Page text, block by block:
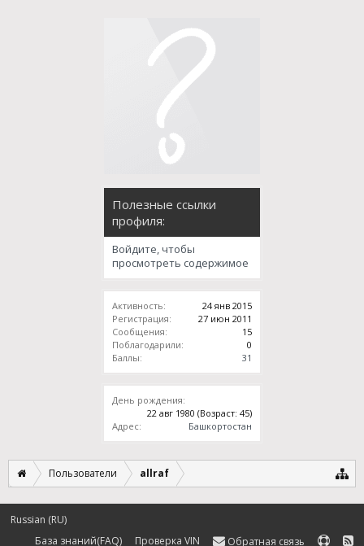
Полезные ссылки
профиля:
Войдите, чтобы
просмотреть содержимое
Активность:
24 янв 2015
Регистрация:
27 июн 2011
Сообщения:
15
Поблагодарили:
0
Баллы:
31
День рождения:
22 авг 1980 (Возраст: 45)
Адрес:
Башкортостан
Пользователи allraf
Russian (RU)
База знаний(FAQ)
Проверка VIN Обратная связь